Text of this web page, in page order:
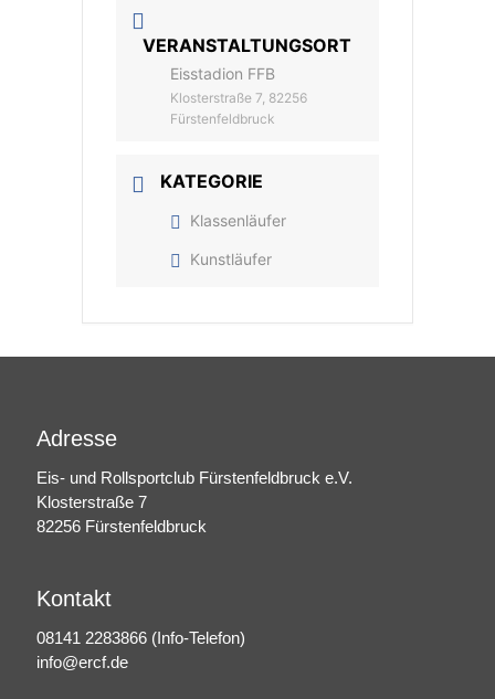
VERANSTALTUNGSORT
Eisstadion FFB
Klosterstraße 7, 82256
Fürstenfeldbruck
KATEGORIE
Klassenläufer
Kunstläufer
Adresse
Eis- und Rollsportclub Fürstenfeldbruck e.V.
Klosterstraße 7
82256 Fürstenfeldbruck
Kontakt
08141 2283866 (Info-Telefon)
info@ercf.de